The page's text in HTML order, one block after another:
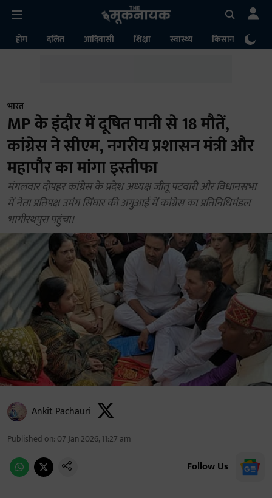
होम दलित आदिवासी शिक्षा स्वास्थ्य किसान
भारत
MP के इंदौर में दूषित पानी से 18 मौतें,
कांग्रेस ने सीएम, नगरीय प्रशासन मंत्री और
महापौर का मांगा इस्तीफा
मंगलवार दोपहर कांग्रेस के प्रदेश अध्यक्ष जीतू पटवारी और विधानसभा
में नेता प्रतिपक्ष उमंग सिंघार की अगुआई में कांग्रेस का प्रतिनिधिमंडल
भागीरथपुरा पहुंचा।
Ankit Pachauri
Published on: 07 Jan 2026, 11:27 am
Follow Us